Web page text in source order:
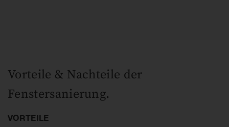
Vorteile & Nachteile der
Fenstersanierung.
VORTEILE